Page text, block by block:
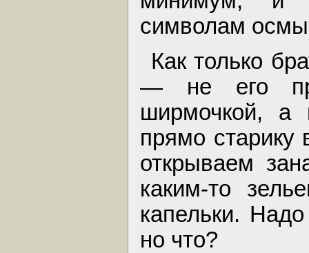
символам
Как только
— не его
ширмочкой, а
прямо старику
открываем
каким-то
капельки.
но что?